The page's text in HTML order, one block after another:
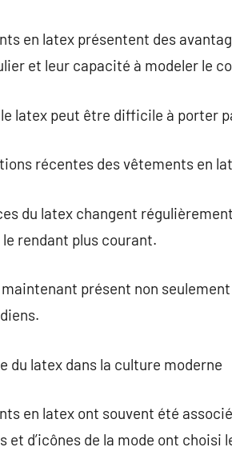
en latex présentent des
et leur capacité à modeler le
latex peut être difficile à porter
récentes des vêtements en
du latex changent
rendant plus courant.
présent non
du latex dans la culture moderne
en latex ont souvent été
et d’icônes de la mode ont